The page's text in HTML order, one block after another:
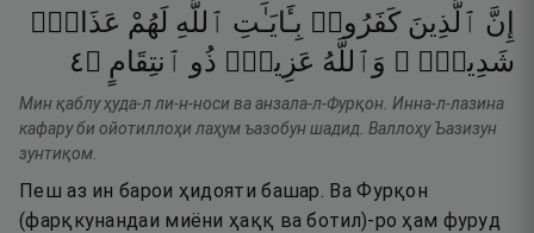
إِنَّ ٱلَّذِينَ كَفَرُوا۟ بِـَٔايَـٰتِ ٱللَّهِ لَهُمْ عَذَابٌۭ
شَدِيدٌۭ ۗ وَٱللَّهُ عَزِيزٌۭ ذُو ٱنتِقَامٍ ۝٤
Мин қаблу ҳуда-л ли-н-носи ва анзала-л-Фурқон. Инна-л-лазина
кафару би ойотиллоҳи лаҳум ъазобун шадид. Валлоҳу Ъазизун
зунтиқом.
Пеш аз ин барои ҳидояти башар. Ва Фурқон
(фарқкунандаи миёни ҳаққ ва ботил)-ро ҳам фуруд